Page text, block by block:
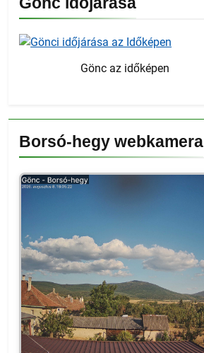
Gönc az időképen
Borsó-hegy webkamera